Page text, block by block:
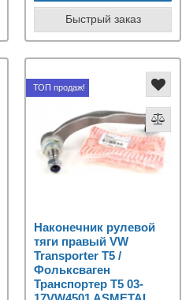
Быстрый заказ
ТОП продаж!
Наконечник рулевой
тяги правый VW
Transporter T5 /
Фольксваген
Транспортер Т5 03-